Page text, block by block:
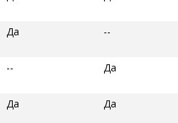
Да --
-- Да
Да Да